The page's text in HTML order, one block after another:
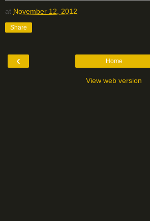
at November 12, 2012
Share
‹ Home
View web version